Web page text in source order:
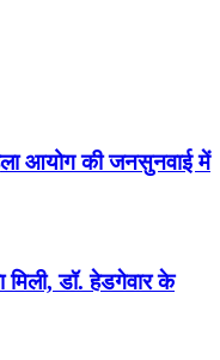
आयोग की जनसुनवाई में
डॉ. हेडगेवार के